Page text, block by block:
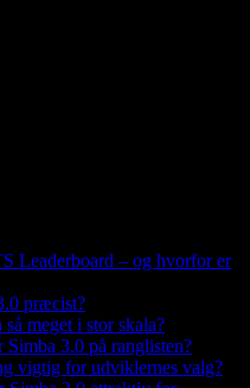
Leaderboard – og hvorfor er
præcist?
meget i stor skala?
3.0 på ranglisten?
vigtig for udviklernes valg?